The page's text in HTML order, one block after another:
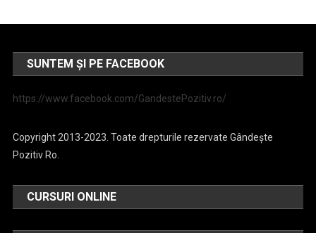
SUNTEM ȘI PE FACEBOOK
https://www.facebook.com/GandestePozitiv.ro/
Copyright 2013-2023. Toate drepturile rezervate Gândește
Pozitiv Ro.
CURSURI ONLINE